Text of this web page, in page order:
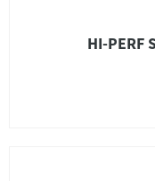
HI-PERF